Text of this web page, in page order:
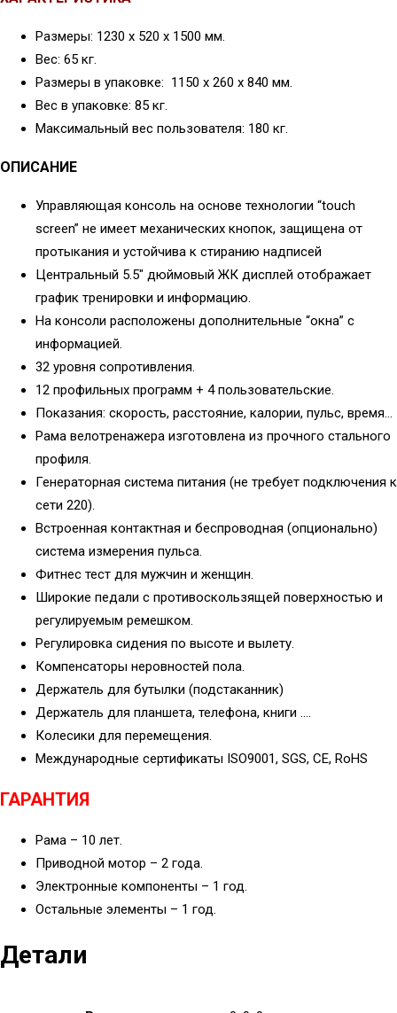
Размеры: 1230 х 520 х 1500 мм.
Вес: 65 кг.
Размеры в упаковке: 1150 х 260 х 840 мм.
Вес в упаковке: 85 кг.
Максимальный вес пользователя: 180 кг.
ОПИСАНИЕ
Управляющая консоль на основе технологии “touch
screen” не имеет механических кнопок, защищена от
протыкания и устойчива к стиранию надписей
Центральный 5.5″ дюймовый ЖК дисплей отображает
график тренировки и информацию.
На консоли расположены дополнительные “окна” с
информацией.
32 уровня сопротивления.
12 профильных программ + 4 пользовательские.
Показания: скорость, расстояние, калории, пульс, время…
Рама велотренажера изготовлена из прочного стального
профиля.
Генераторная система питания (не требует подключения к
сети 220).
Встроенная контактная и беспроводная (опционально)
система измерения пульса.
Фитнес тест для мужчин и женщин.
Широкие педали с противоскользящей поверхностью и
регулируемым ремешком.
Регулировка сидения по высоте и вылету.
Компенсаторы неровностей пола.
Держатель для бутылки (подстаканник)
Держатель для планшета, телефона, книги ….
Колесики для перемещения.
Международные сертификаты ISO9001, SGS, CE, RoHS
ГАРАНТИЯ
Рама – 10 лет.
Приводной мотор – 2 года.
Электронные компоненты – 1 год.
Остальные элементы – 1 год.
Детали